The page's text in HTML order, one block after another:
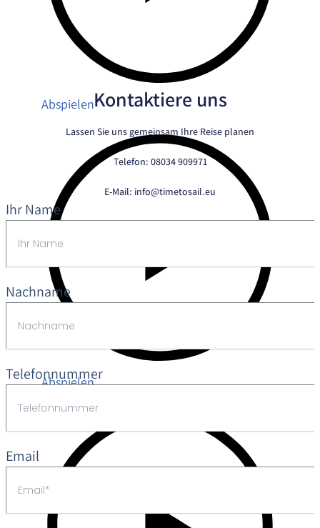
Abspielen
Abspielen
Kontaktiere uns
Lassen Sie uns gemeinsam Ihre Reise planen
Telefon: 08034 909971
E-Mail: info@timetosail.eu
Ihr Name
Nachname
Telefonnummer
Email